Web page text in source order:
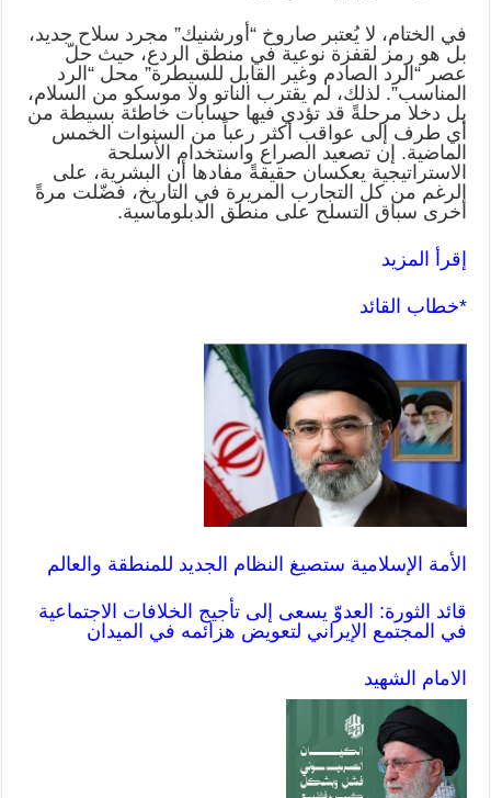
في الختام، لا يُعتبر صاروخ “أورشنيك” مجرد سلاح جديد،
بل هو رمز لقفزة نوعية في منطق الردع، حيث حلّ
عصر “الرد الصادم وغير القابل للسيطرة” محل “الرد
المناسب”. لذلك، لم يقترب الناتو ولا موسكو من السلام،
بل دخلا مرحلةً قد تؤدي فيها حسابات خاطئة بسيطة من
أي طرف إلى عواقب أكثر رعباً من السنوات الخمس
الماضية. إن تصعيد الصراع واستخدام الأسلحة
الاستراتيجية يعكسان حقيقةً مفادها أن البشرية، على
الرغم من كل التجارب المريرة في التاريخ، فضّلت مرةً
أخرى سباق التسلح على منطق الدبلوماسية.
إقرأ المزيد
*خطاب القائد
الأمة الإسلامية ستصيغ النظام الجديد للمنطقة والعالم
قائد الثورة: العدوّ يسعى إلى تأجيج الخلافات الاجتماعية
في المجتمع الإيراني لتعويض هزائمه في الميدان
الامام الشهيد